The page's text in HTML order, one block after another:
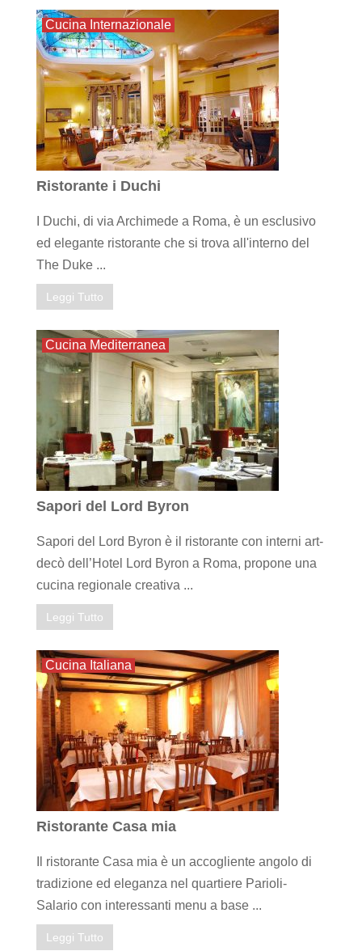
Cucina Internazionale
Ristorante i Duchi
I Duchi, di via Archimede a Roma, è un esclusivo
ed elegante ristorante che si trova all'interno del
The Duke ...
Leggi Tutto
Cucina Mediterranea
Sapori del Lord Byron
Sapori del Lord Byron è il ristorante con interni art-
decò dell’Hotel Lord Byron a Roma, propone una
cucina regionale creativa ...
Leggi Tutto
Cucina Italiana
Ristorante Casa mia
Il ristorante Casa mia è un accogliente angolo di
tradizione ed eleganza nel quartiere Parioli-
Salario con interessanti menu a base ...
Leggi Tutto